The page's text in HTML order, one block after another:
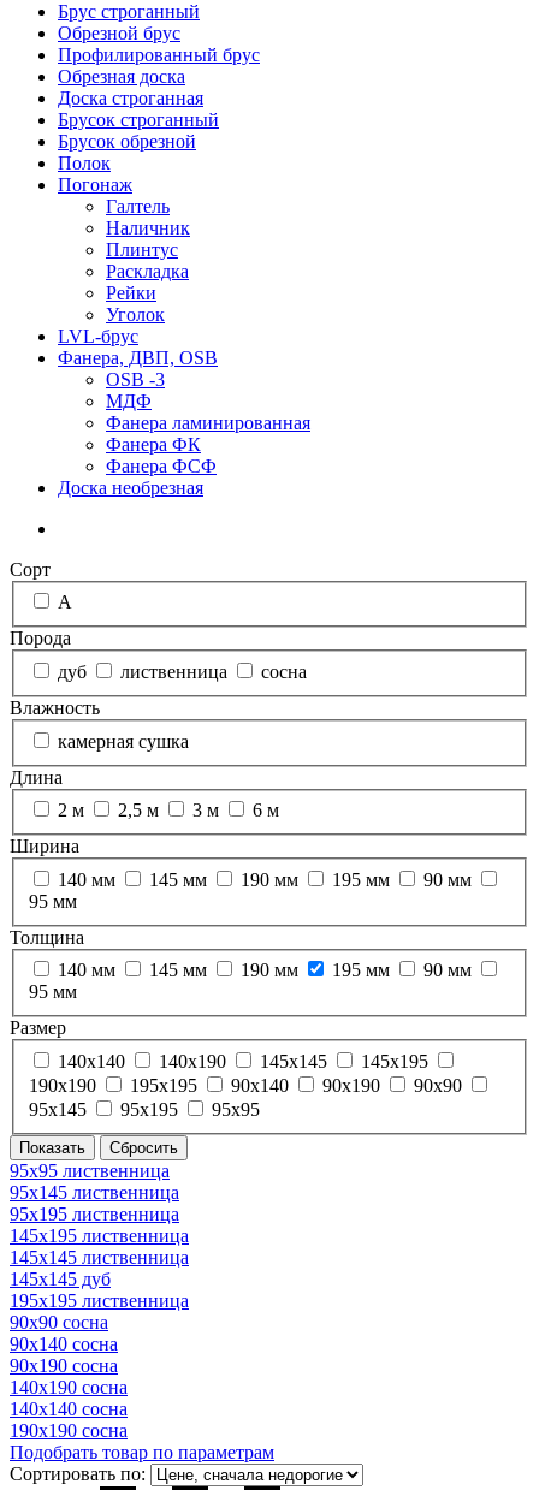
Брус строганный
Обрезной брус
Профилированный брус
Обрезная доска
Доска строганная
Брусок строганный
Брусок обрезной
Полок
Погонаж
Галтель
Наличник
Плинтус
Раскладка
Рейки
Уголок
LVL-брус
Фанера, ДВП, OSB
OSB -3
МДФ
Фанера ламинированная
Фанера ФК
Фанера ФСФ
Доска необрезная
Сорт
А
Порода
дуб
лиственница
сосна
Влажность
камерная сушка
Длина
2 м
2,5 м 3 м
6 м
Ширина
140 мм
145 мм 190 мм 195 мм
90 мм
95 мм
Толщина
140 мм
145 мм 190 мм 195 мм
90 мм
95 мм
Размер
140х140
140х190 145х145
145х195
190х190
195х195 90х140 90х190
90х90
95х145
95х195 95х95
95х95 лиственница
95х145 лиственница
95х195 лиственница
145х195 лиственница
145х145 лиственница
145х145 дуб
195х195 лиственница
90х90 сосна
90х140 сосна
90х190 сосна
140х190 сосна
140х140 сосна
190х190 сосна
Подобрать товар по параметрам
Сортировать по: